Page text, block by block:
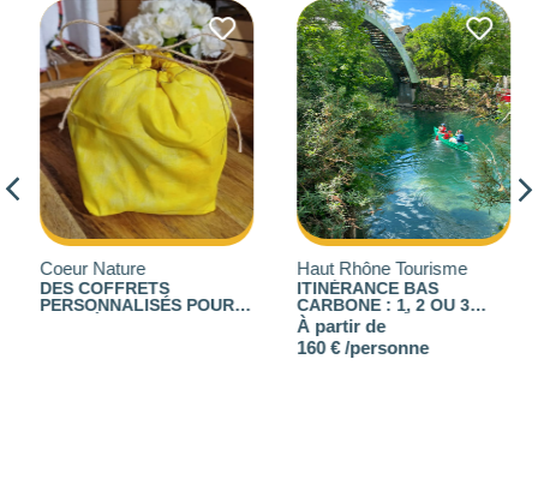
Coeur Nature
DES COFFRETS
PERSONNALISÉS POUR
Haut Rhône Tourisme
ITINÉRANCE BAS
CARBONE : 1, 2 OU 3
JOURS DE DÉCOUVERTE
À partir de
160 € /personne
710